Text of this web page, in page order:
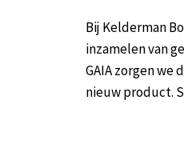
Bij Kelderman
inzamelen van
GAIA zorgen
nieuw product.